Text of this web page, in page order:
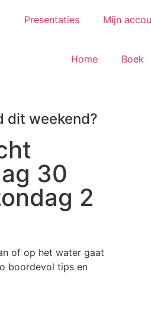
Presentaties Mijn
Home Boek
dit weekend?
30
2
of op het water gaat
boordevol tips en